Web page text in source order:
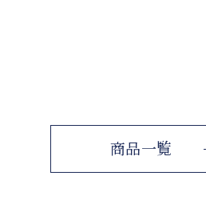
商品一覧